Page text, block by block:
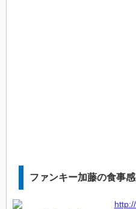
ファンキー加藤の食事感